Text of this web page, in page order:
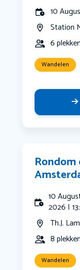
10
Station
6
Wandelen
Rondom
10
2026 |
Th.J.
8
Wandelen